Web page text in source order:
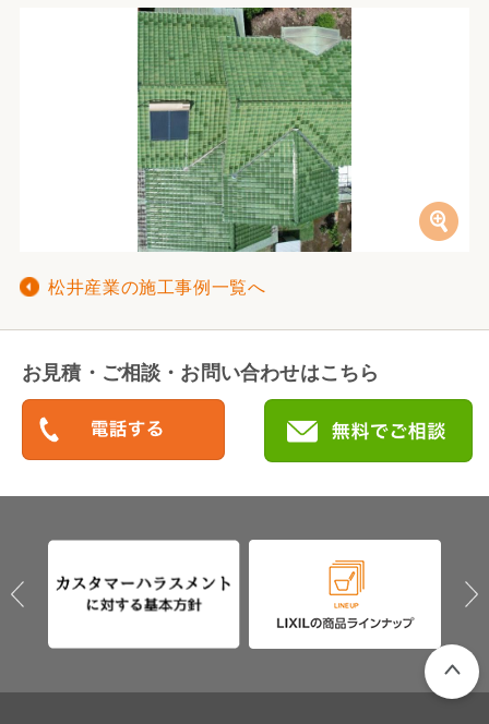
松井産業の施工事例一覧へ
お見積・ご相談・お問い合わせはこちら